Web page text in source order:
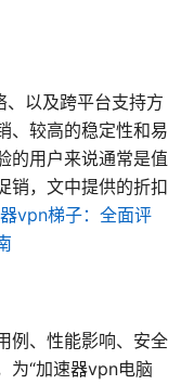
以及跨平台支持方
、较高的稳定性和易
的用户来说通常是值
销，文中提供的折扣
vpn梯子：全面评
例、性能影响、安全
为“加速器vpn电脑